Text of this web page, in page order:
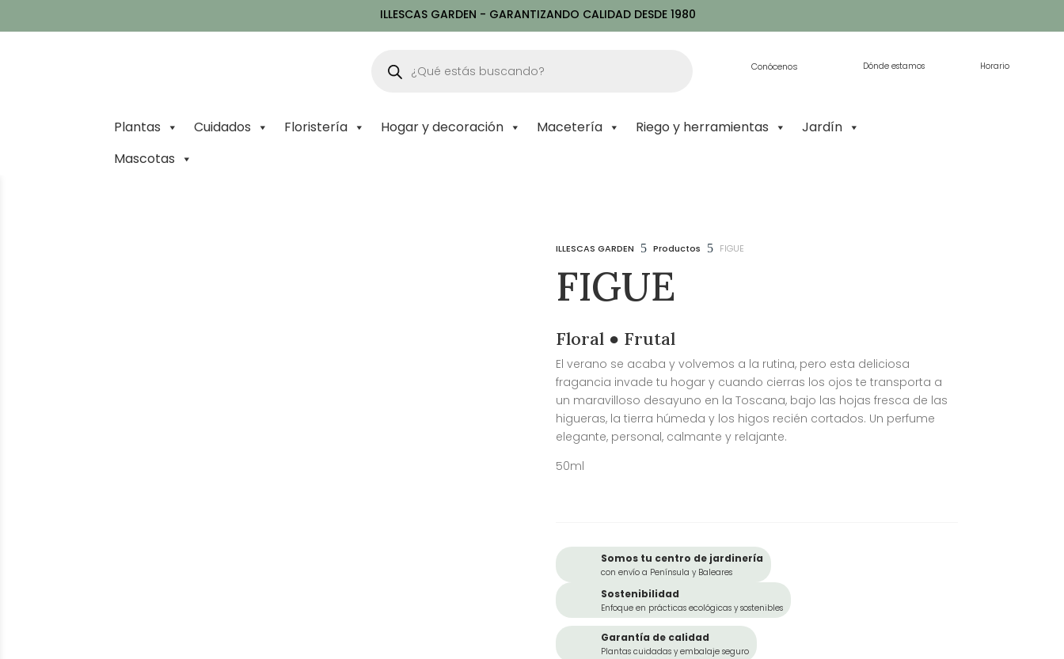
ILLESCAS GARDEN - GARANTIZANDO CALIDAD DESDE 1980
productos
Horario
Dónde estamos
Conócenos
Plantas Cuidados Floristería Hogar y decoración Macetería Riego y herramientas
Jardín
Mascotas
ILLESCAS GARDEN 5 Productos 5 FIGUE
FIGUE
Floral ● Frutal
El verano se acaba y volvemos a la rutina, pero esta deliciosa
fragancia invade tu hogar y cuando cierras los ojos te transporta a
un maravilloso desayuno en la Toscana, bajo las hojas fresca de las
higueras, la tierra húmeda y los higos recién cortados. Un perfume
elegante, personal, calmante y relajante.
50ml
Somos tu centro de jardinería
con envío a Península y Baleares
Sostenibilidad
Enfoque en prácticas ecológicas y sostenibles
Garantía de calidad
Plantas cuidadas y embalaje seguro